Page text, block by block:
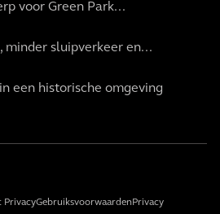
voor Green Park...
minder sluipverkeer en...
een historische omgeving
PrivacyGebruiksvoorwaardenPrivacy